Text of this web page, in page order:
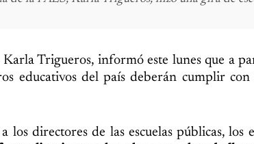
Trigueros, informó este lunes que a
educativos del país deberán cumplir
directores de las escuelas públicas, los